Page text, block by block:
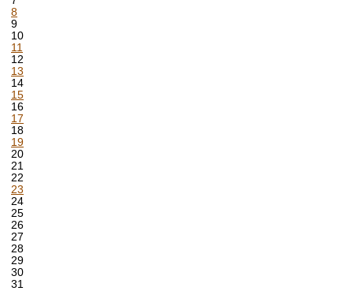
8
9
10
11
12
13
14
15
16
17
18
19
20
21
22
23
24
25
26
27
28
29
30
31